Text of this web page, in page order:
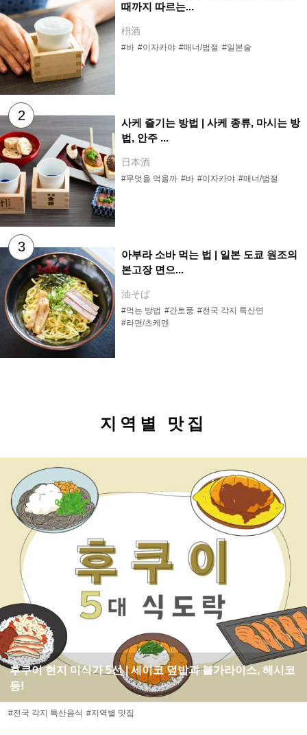
때까지 따르는...
枡酒
#바 #이자카야 #매너/범절 #일본술
사케 즐기는 방법 | 사케 종류, 마시는 방
법, 안주 ...
日本酒
#무엇을 먹을까 #바 #이자카야 #매너/범절
아부라 소바 먹는 법 | 일본 도쿄 원조의
본고장 면으...
油そば
#먹는 방법 #간토풍 #전국 각지 특산면
#라면/츠케멘
지역별 맛집
후쿠이 현지 미식가 5선 | 세이코 덮밥과 볼가라이스, 헤시코
등!
#전국 각지 특산음식 #지역별 맛집